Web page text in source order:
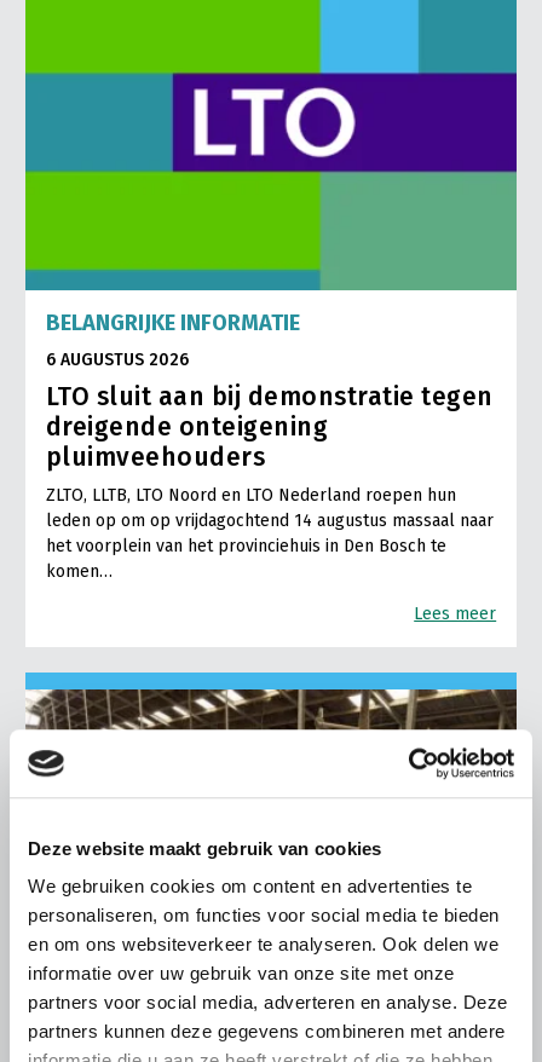
Deze website maakt gebruik van cookies
We gebruiken cookies om content en advertenties te
personaliseren, om functies voor social media te bieden
en om ons websiteverkeer te analyseren. Ook delen we
informatie over uw gebruik van onze site met onze
partners voor social media, adverteren en analyse. Deze
partners kunnen deze gegevens combineren met andere
BELANGRIJKE INFORMATIE
6 AUGUSTUS 2026
LTO sluit aan bij demonstratie tegen
dreigende onteigening
pluimveehouders
ZLTO, LLTB, LTO Noord en LTO Nederland roepen hun
leden op om op vrijdagochtend 14 augustus massaal naar
het voorplein van het provinciehuis in Den Bosch te
komen…
Lees meer